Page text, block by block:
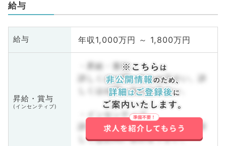
給与
給与 年収1,000万円 ～ 1,800万円
昇給・賞与
(インセンティブ)
・昇給・賞与
詳しくはお問い合わせ下さい。詳
しくはお問い合わせ下さい。
・インセンティブ
詳しくはお問い合わせ下さい。詳
しくはお問い合わせ下さい。